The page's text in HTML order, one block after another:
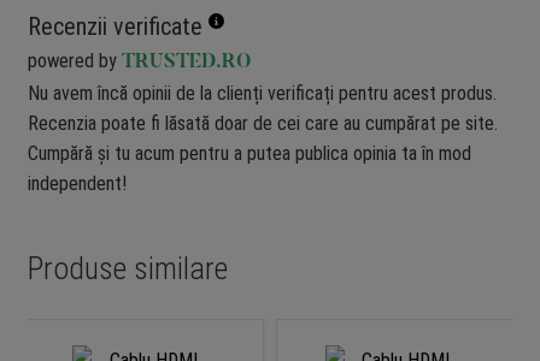
Recenzii verificate
powered by TRUSTED.RO
Nu avem încă opinii de la clienți verificați pentru acest produs.
Recenzia poate fi lăsată doar de cei care au cumpărat pe site.
Cumpără și tu acum pentru a putea publica opinia ta în mod
independent!
Produse similare